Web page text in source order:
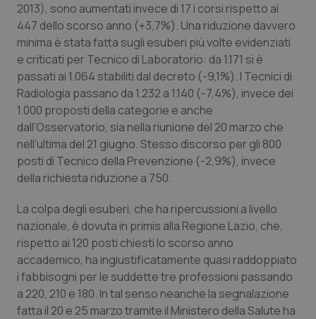
Calabria
Campania
Emilia-Romagna
Friuli Venezia Giulia
Lazio
Lombardia
Marche
Molise
Asma & BPCO
Car-T
Colesterolo & coronaropatie
Dermatite Atopica
Diabete & glucometri
Dolore
Donna & Salute
Epatiti
2013), sono aumentati invece di 17 i corsi rispetto ai
447 dello scorso anno (+3,7%). Una riduzione davvero
minima è stata fatta sugli esuberi più volte evidenziati
e criticati per Tecnico di Laboratorio: da 1.171 si è
passati ai 1.064 stabiliti dal decreto (-9,1%). I Tecnici di
Radiologia passano da 1.232 a 1.140 (-7,4%), invece dei
1.000 proposti della categorie e anche
dall’Osservatorio, sia nella riunione del 20 marzo che
nell’ultima del 21 giugno. Stesso discorso per gli 800
posti di Tecnico della Prevenzione (-2,9%), invece
della richiesta riduzione a 750.
La colpa degli esuberi, che ha ripercussioni a livello
nazionale, è dovuta in primis alla Regione Lazio, che,
rispetto ai 120 posti chiesti lo scorso anno
accademico, ha ingiustificatamente quasi raddoppiato
i fabbisogni per le suddette tre professioni passando
a 220, 210 e 180. In tal senso neanche la segnalazione
fatta il 20 e 25 marzo tramite il Ministero della Salute ha